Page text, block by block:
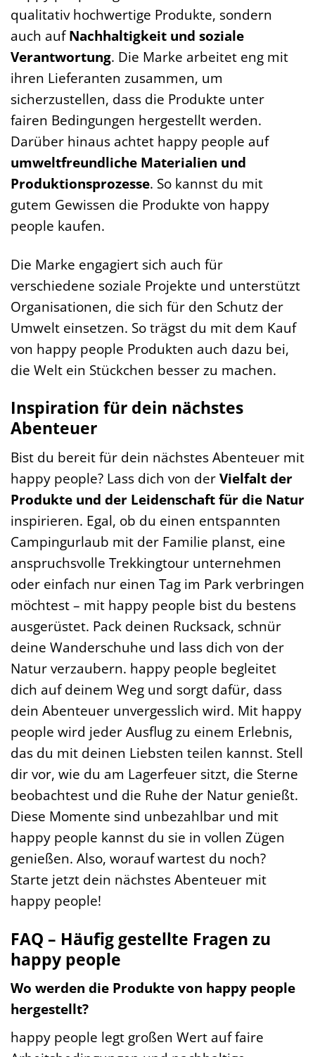
qualitativ hochwertige Produkte, sondern
auch aufNachhaltigkeit und soziale
Verantwortung. Die Marke arbeitet eng mit
ihren Lieferanten zusammen, um
sicherzustellen, dass die Produkte unter
fairen Bedingungen hergestellt werden.
Darüber hinaus achtet happy people auf
umweltfreundliche Materialien und
Produktionsprozesse. So kannst du mit
gutem Gewissen die Produkte von happy
people kaufen.
Die Marke engagiert sich auch für
verschiedene soziale Projekte und unterstützt
Organisationen, die sich für den Schutz der
Umwelt einsetzen. So trägst du mit dem Kauf
von happy people Produkten auch dazu bei,
die Welt ein Stückchen besser zu machen.
Inspiration für dein nächstes
Abenteuer
Bist du bereit für dein nächstes Abenteuer mit
happy people? Lass dich von derVielfalt der
Produkte und der Leidenschaft für die Natur
inspirieren. Egal, ob du einen entspannten
Campingurlaub mit der Familie planst, eine
anspruchsvolle Trekkingtour unternehmen
oder einfach nur einen Tag im Park verbringen
möchtest – mit happy people bist du bestens
ausgerüstet. Pack deinen Rucksack, schnür
deine Wanderschuhe und lass dich von der
Natur verzaubern. happy people begleitet
dich auf deinem Weg und sorgt dafür, dass
dein Abenteuer unvergesslich wird. Mit happy
people wird jeder Ausflug zu einem Erlebnis,
das du mit deinen Liebsten teilen kannst. Stell
dir vor, wie du am Lagerfeuer sitzt, die Sterne
beobachtest und die Ruhe der Natur genießt.
Diese Momente sind unbezahlbar und mit
happy people kannst du sie in vollen Zügen
genießen. Also, worauf wartest du noch?
Starte jetzt dein nächstes Abenteuer mit
happy people!
FAQ – Häufig gestellte Fragen zu
happy people
Wo werden die Produkte von happy people
hergestellt?
happy people legt großen Wert auf faire